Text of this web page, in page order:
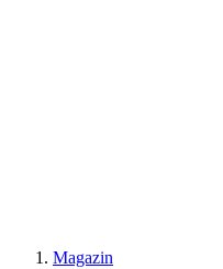
Magazin